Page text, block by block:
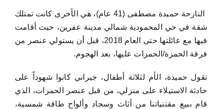
النازحة حميدة مصطفى (41 عام)، هي الأخرى كانت تمتلك
شقة في حي المحمودية شمالي مدينة عفرين، حيث أقامت
فيها مع عائلتها حتى العام 2018، قبل أن يستولي عنصر من
فرقة الحمزة/الحمزات عليها، بعد الهجوم.
تقول حميدة، الأم لثلاثة أطفال، جيراني كانوا شهوداً على
حادثة الاستيلاء على منزلي، من قبل عنصر الحمزات، الذي
قام ببيع مقتنياتنا من أثاث وسجاد وألواح طاقة شمسية،